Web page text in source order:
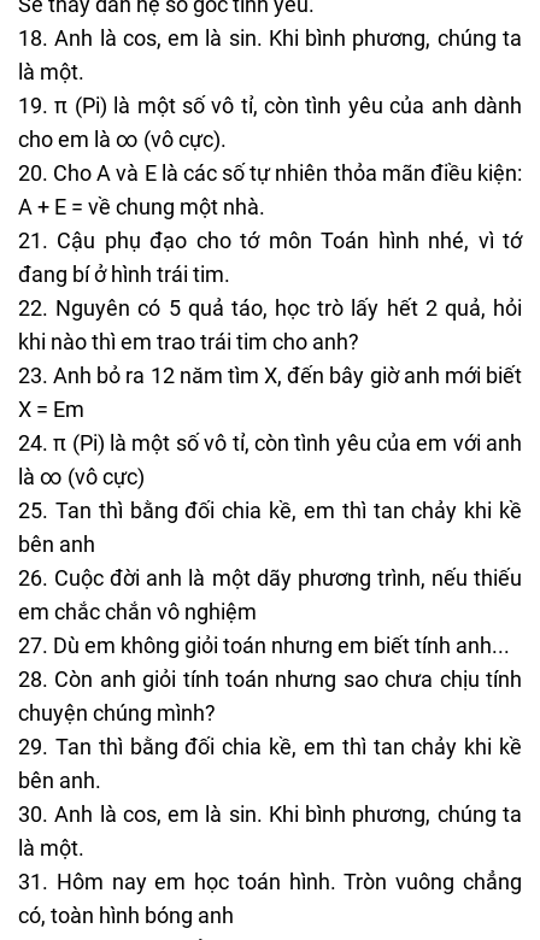
Anh là cos, em là sin. Khi bình phương, chúng ta
là một.
π (Pi) là một số vô tỉ, còn tình yêu của anh dành
cho em là ∞ (vô cực).
Cho A và E là các số tự nhiên thỏa mãn điều kiện:
A + E = về chung một nhà.
Cậu phụ đạo cho tớ môn Toán hình nhé, vì tớ
đang bí ở hình trái tim.
Nguyên có 5 quả táo, học trò lấy hết 2 quả, hỏi
khi nào thì em trao trái tim cho anh?
Anh bỏ ra 12 năm tìm X, đến bây giờ anh mới biết
X = Em
π (Pi) là một số vô tỉ, còn tình yêu của em với anh
là ∞ (vô cực)
Tan thì bằng đối chia kề, em thì tan chảy khi kề
bên anh
Cuộc đời anh là một dãy phương trình, nếu thiếu
em chắc chắn vô nghiệm
Dù em không giỏi toán nhưng em biết tính anh...
Còn anh giỏi tính toán nhưng sao chưa chịu tính
chuyện chúng mình?
Tan thì bằng đối chia kề, em thì tan chảy khi kề
bên anh.
Anh là cos, em là sin. Khi bình phương, chúng ta
là một.
Hôm nay em học toán hình. Tròn vuông chẳng
có, toàn hình bóng anh